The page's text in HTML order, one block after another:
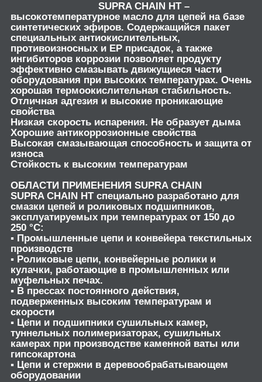
SUPRA CHAIN HT –
высокотемпературное масло для цепей на базе
синтетических эфиров. Содержащийся пакет
специальных антиокислительных,
противоизносных и ЕР присадок, а также
ингибиторов коррозии позволяет продукту
эффективно смазывать движущиеся части
оборудования при высоких температурах. Очень
хорошая термоокислительная стабильность.
Отличная адгезия и высокие проникающие
свойства
Низкая скорость испарения. Не образует дыма
Хорошие антикоррозионные свойства
Высокая смазывающая способность и защита от
износа
Стойкость к высоким температурам
ОБЛАСТИ ПРИМЕНЕНИЯ SUPRA CHAIN
SUPRA CHAIN HT специально разработано для
смазки цепей и роликовых подшипников,
эксплуатируемых при температурах от 150 до
250 °C:
▪ Промышленные цепи и конвейера текстильных
производств
▪ Роликовые цепи, конвейерные ролики и
кулачки, работающие в промышленных или
муфельных печах.
▪ В прессах постоянного действия,
подверженных высоким температурам и
скорости
▪ Цепи и подшипники сушильных камер,
туннельных полимеризаторах, сушильных
камерах при производстве каменной ваты или
гипсокартона
▪ Цепи и стержни в деревообрабатывающем
оборудовании